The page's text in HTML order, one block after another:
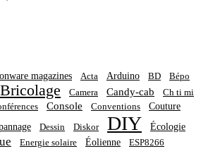
magazines Acta Arduino BD
Bépo
Bricolage Camera Candy-cab
Ch ti mi
Console Conventions Couture
Dessin Diskor DIY Écologie
Energie solaire Éolienne
ESP8266